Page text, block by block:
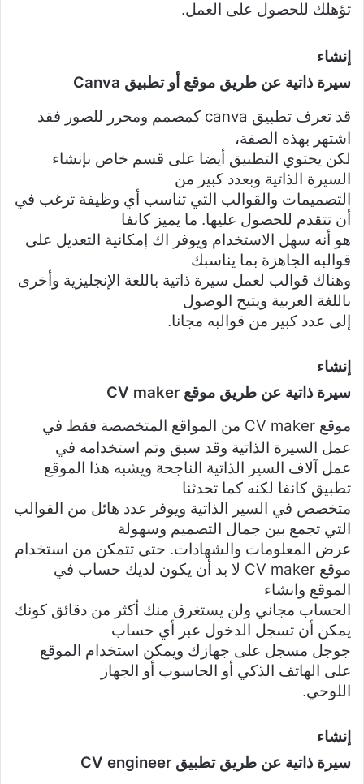
تؤهلك للحصول على العمل.
إنشاء
سيرة ذاتية عن طريق موقع أو تطبيق Canva
قد تعرف تطبيق canva كمصمم ومحرر للصور فقد
اشتهر بهذه الصفة،
لكن يحتوي التطبيق أيضا على قسم خاص بإنشاء
السيرة الذاتية وبعدد كبير من
التصميمات والقوالب التي تناسب أي وظيفة ترغب في
أن تتقدم للحصول عليها. ما يميز كانفا
هو أنه سهل الاستخدام ويوفر اك إمكانية التعديل على
قوالبه الجاهزة بما يناسبك
وهناك قوالب لعمل سيرة ذاتية باللغة الإنجليزية وأخرى
باللغة العربية ويتيح الوصول
إلى عدد كبير من قوالبه مجانا.
إنشاء
سيرة ذاتية عن طريق موقع CV maker
موقع CV maker من المواقع المتخصصة فقط في
عمل السيرة الذاتية وقد سبق وتم استخدامه في
عمل آلاف السير الذاتية الناجحة ويشبه هذا الموقع
تطبيق كانفا لكنه كما تحدثنا
متخصص في السير الذاتية ويوفر عدد هائل من القوالب
التي تجمع بين جمال التصميم وسهولة
عرض المعلومات والشهادات. حتى تتمكن من استخدام
موقع CV maker لا بد أن يكون لديك حساب في
الموقع وانشاء
الحساب مجاني ولن يستغرق منك أكثر من دقائق كونك
يمكن أن تسجل الدخول عبر أي حساب
جوجل مسجل على جهازك ويمكن استخدام الموقع
على الهاتف الذكي أو الحاسوب أو الجهاز
اللوحي.
إنشاء
سيرة ذاتية عن طريق تطبيق CV engineer